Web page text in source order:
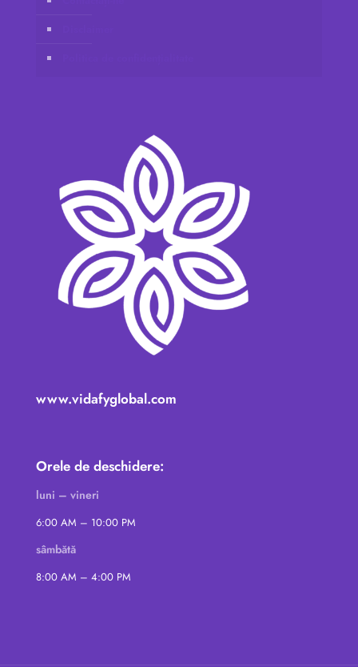
www.vidafyglobal.com
Orele de deschidere:
luni – vineri
6:00 AM – 10:00 PM
sâmbătă
8:00 AM – 4:00 PM